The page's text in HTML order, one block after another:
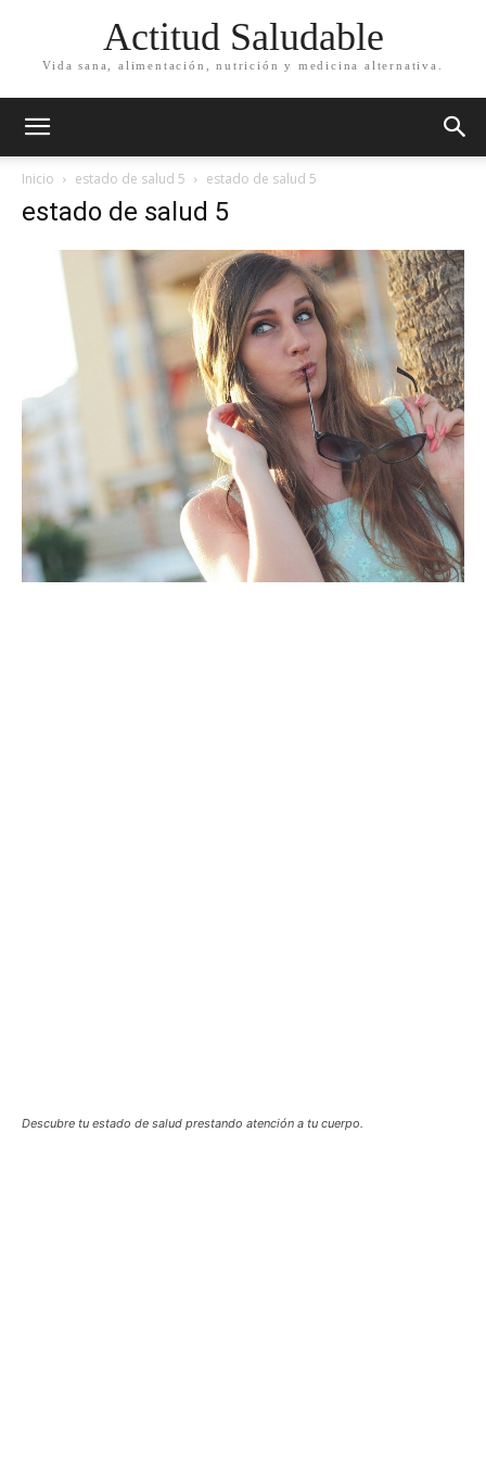
Actitud Saludable
Vida sana, alimentación, nutrición y medicina alternativa.
Inicio estado de salud 5 estado de salud 5
estado de salud 5
Descubre tu estado de salud prestando atención a tu cuerpo.